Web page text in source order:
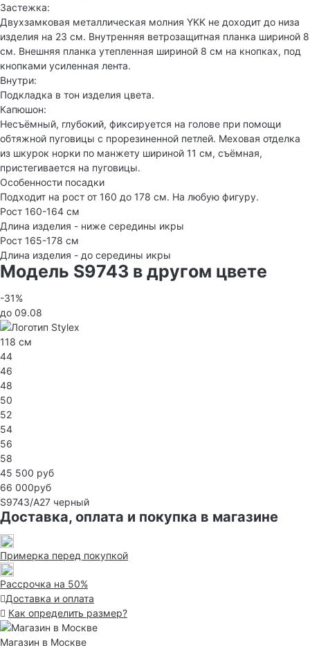
Застежка:
Двухзамковая металлическая молния YKK не доходит до низа
изделия на 23 см. Внутренняя ветрозащитная планка шириной 8
см. Внешняя планка утепленная шириной 8 см на кнопках, под
кнопками усиленная лента.
Внутри:
Подкладка в тон изделия цвета.
Капюшон:
Несъёмный, глубокий, фиксируется на голове при помощи
обтяжной пуговицы с прорезиненной петлей. Меховая отделка
из шкурок норки по манжету шириной 11 см, съёмная,
пристегивается на пуговицы.
Особенности посадки
Подходит на рост от 160 до 178 см. На любую фигуру.
Рост 160-164 см
Длина изделия - ниже середины икры
Рост 165-178 см
Длина изделия - до середины икры
Модель S9743 в другом цвете
-31%
до 09.08
118 см
44
46
48
50
52
54
56
58
45 500 руб
66 000руб
S9743/А27 черный
Доставка, оплата и покупка в магазине
Примерка перед покупкой
Рассрочка на 50%
Доставка и оплата
Как определить размер?
Магазин в Москве